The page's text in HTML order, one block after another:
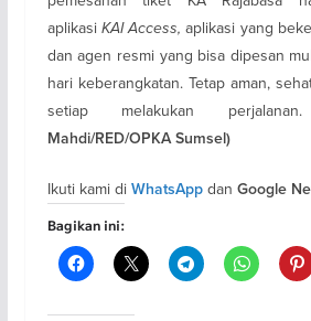
aplikasi KAI Access,aplikasi yang
dan agen resmi yang bisa dipesan
hari keberangkatan. Tetap aman,
setiap melakukan
Mahdi/RED/OPKA Sumsel)
Ikuti kami di WhatsAppdan Google
Bagikan ini: